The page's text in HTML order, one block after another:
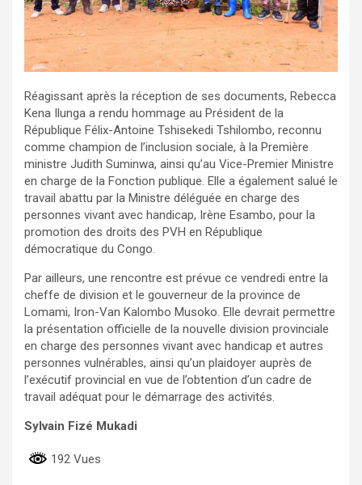
Réagissant après la réception de ses documents, Rebecca
Kena Ilunga a rendu hommage au Président de la
République Félix-Antoine Tshisekedi Tshilombo, reconnu
comme champion de l’inclusion sociale, à la Première
ministre Judith Suminwa, ainsi qu’au Vice-Premier Ministre
en charge de la Fonction publique. Elle a également salué le
travail abattu par la Ministre déléguée en charge des
personnes vivant avec handicap, Irène Esambo, pour la
promotion des droits des PVH en République
démocratique du Congo.
Par ailleurs, une rencontre est prévue ce vendredi entre la
cheffe de division et le gouverneur de la province de
Lomami, Iron-Van Kalombo Musoko. Elle devrait permettre
la présentation officielle de la nouvelle division provinciale
en charge des personnes vivant avec handicap et autres
personnes vulnérables, ainsi qu’un plaidoyer auprès de
l’exécutif provincial en vue de l’obtention d’un cadre de
travail adéquat pour le démarrage des activités.
Sylvain Fizé Mukadi
192 Vues